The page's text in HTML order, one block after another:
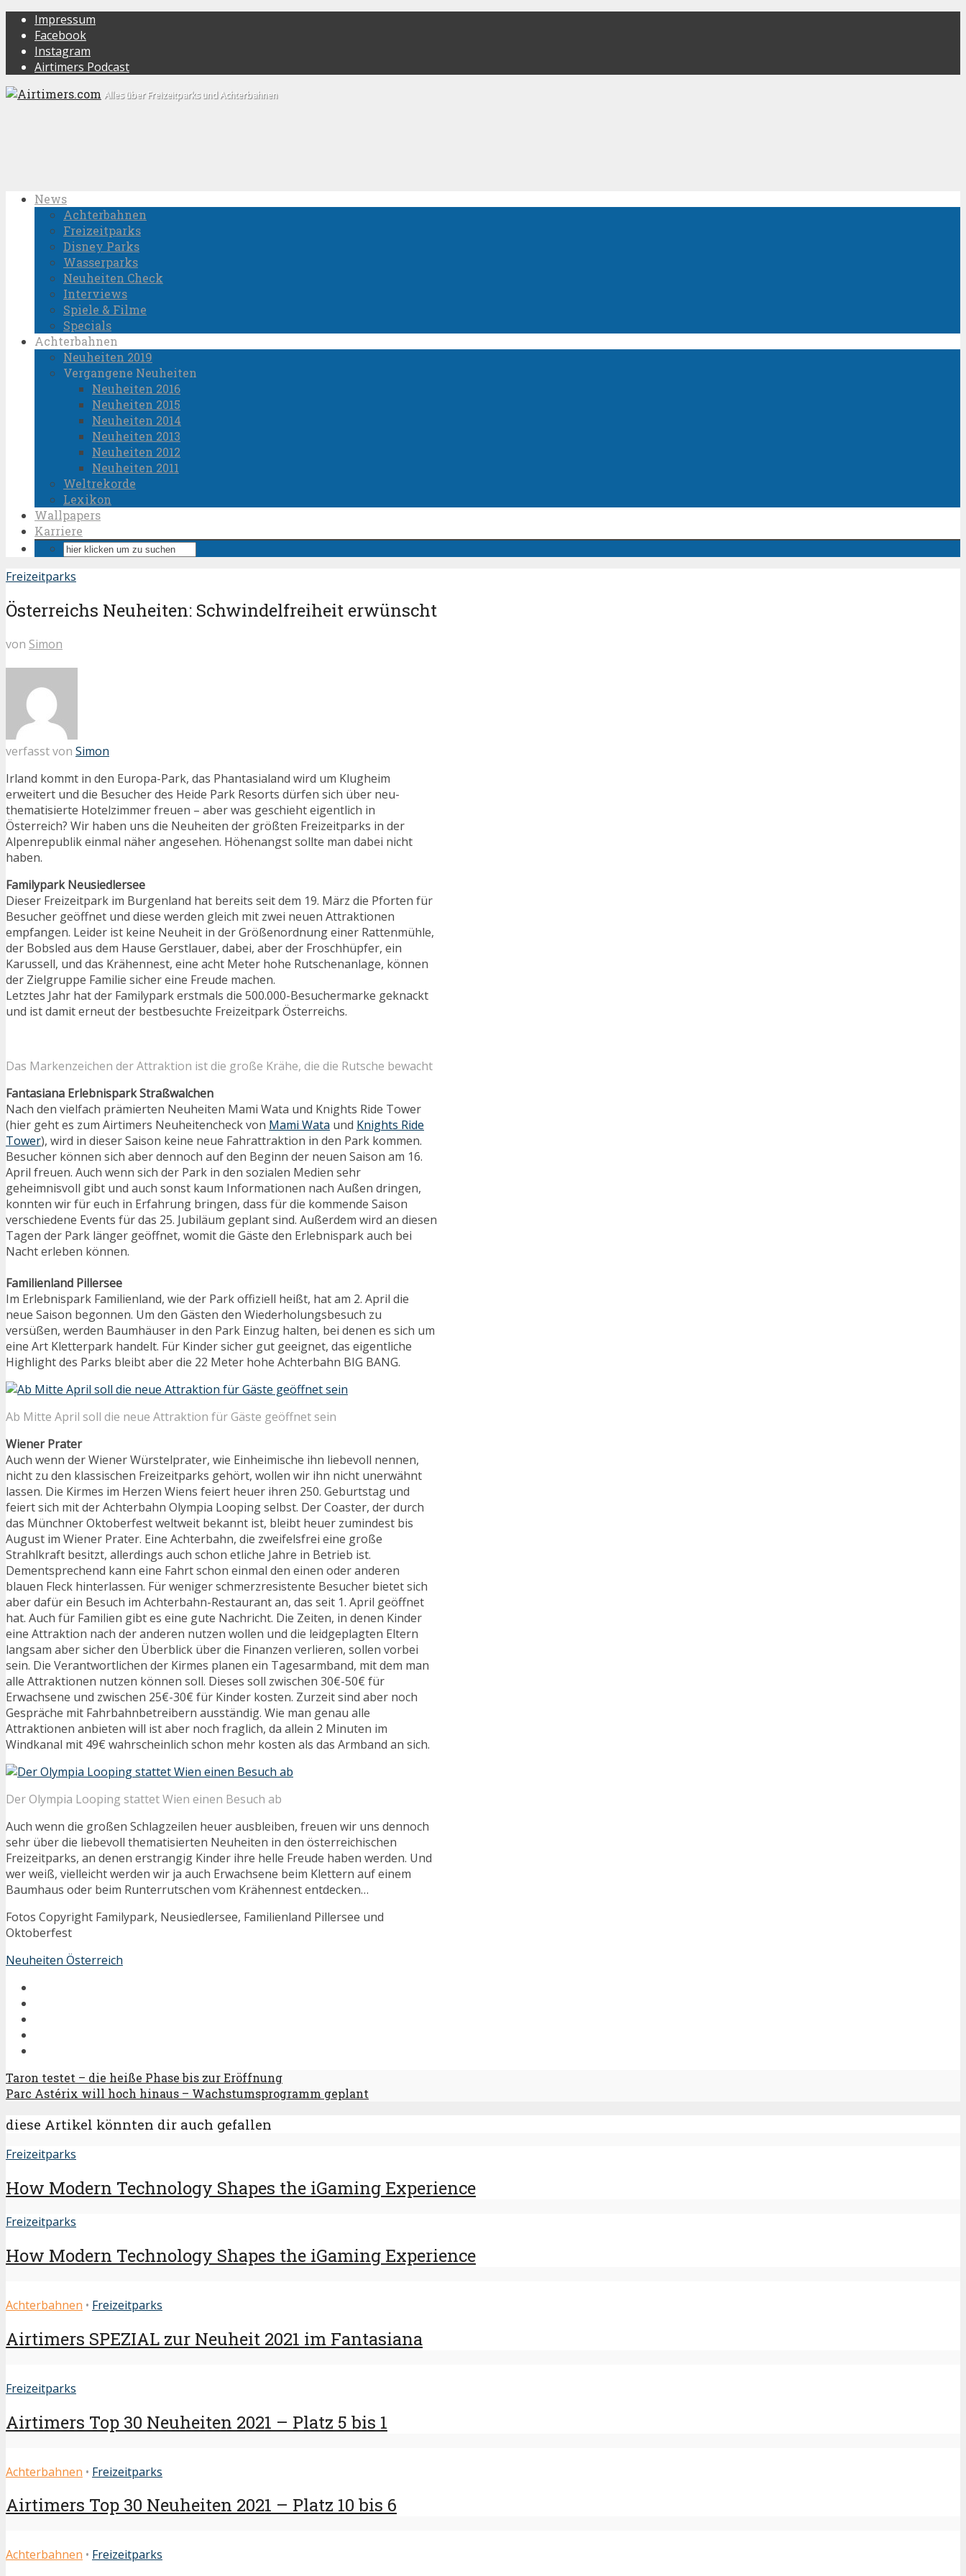
Impressum
Facebook
Instagram
Airtimers Podcast
Alles über Freizeitparks und Achterbahnen
News
Achterbahnen
Freizeitparks
Disney Parks
Wasserparks
Neuheiten Check
Interviews
Spiele & Filme
Specials
Achterbahnen
Neuheiten 2019
Vergangene Neuheiten
Neuheiten 2016
Neuheiten 2015
Neuheiten 2014
Neuheiten 2013
Neuheiten 2012
Neuheiten 2011
Weltrekorde
Lexikon
Wallpapers
Karriere
Freizeitparks
Österreichs Neuheiten: Schwindelfreiheit erwünscht
von Simon
verfasst von Simon
Irland kommt in den Europa-Park, das Phantasialand wird um Klugheim
erweitert und die Besucher des Heide Park Resorts dürfen sich über neu-
thematisierte Hotelzimmer freuen – aber was geschieht eigentlich in
Österreich? Wir haben uns die Neuheiten der größten Freizeitparks in der
Alpenrepublik einmal näher angesehen. Höhenangst sollte man dabei nicht
haben.
Familypark Neusiedlersee
Dieser Freizeitpark im Burgenland hat bereits seit dem 19. März die Pforten für
Besucher geöffnet und diese werden gleich mit zwei neuen Attraktionen
empfangen. Leider ist keine Neuheit in der Größenordnung einer Rattenmühle,
der Bobsled aus dem Hause Gerstlauer, dabei, aber der Froschhüpfer, ein
Karussell, und das Krähennest, eine acht Meter hohe Rutschenanlage, können
der Zielgruppe Familie sicher eine Freude machen.
Letztes Jahr hat der Familypark erstmals die 500.000-Besuchermarke geknackt
und ist damit erneut der bestbesuchte Freizeitpark Österreichs.
Das Markenzeichen der Attraktion ist die große Krähe, die die Rutsche bewacht
Fantasiana Erlebnispark Straßwalchen
Nach den vielfach prämierten Neuheiten Mami Wata und Knights Ride Tower
(hier geht es zum Airtimers Neuheitencheck von Mami Wata und Knights Ride
Tower), wird in dieser Saison keine neue Fahrattraktion in den Park kommen.
Besucher können sich aber dennoch auf den Beginn der neuen Saison am 16.
April freuen. Auch wenn sich der Park in den sozialen Medien sehr
geheimnisvoll gibt und auch sonst kaum Informationen nach Außen dringen,
konnten wir für euch in Erfahrung bringen, dass für die kommende Saison
verschiedene Events für das 25. Jubiläum geplant sind. Außerdem wird an diesen
Tagen der Park länger geöffnet, womit die Gäste den Erlebnispark auch bei
Nacht erleben können.
Familienland Pillersee
Im Erlebnispark Familienland, wie der Park offiziell heißt, hat am 2. April die
neue Saison begonnen. Um den Gästen den Wiederholungsbesuch zu
versüßen, werden Baumhäuser in den Park Einzug halten, bei denen es sich um
eine Art Kletterpark handelt. Für Kinder sicher gut geeignet, das eigentliche
Highlight des Parks bleibt aber die 22 Meter hohe Achterbahn BIG BANG.
Ab Mitte April soll die neue Attraktion für Gäste geöffnet sein
Wiener Prater
Auch wenn der Wiener Würstelprater, wie Einheimische ihn liebevoll nennen,
nicht zu den klassischen Freizeitparks gehört, wollen wir ihn nicht unerwähnt
lassen. Die Kirmes im Herzen Wiens feiert heuer ihren 250. Geburtstag und
feiert sich mit der Achterbahn Olympia Looping selbst. Der Coaster, der durch
das Münchner Oktoberfest weltweit bekannt ist, bleibt heuer zumindest bis
August im Wiener Prater. Eine Achterbahn, die zweifelsfrei eine große
Strahlkraft besitzt, allerdings auch schon etliche Jahre in Betrieb ist.
Dementsprechend kann eine Fahrt schon einmal den einen oder anderen
blauen Fleck hinterlassen. Für weniger schmerzresistente Besucher bietet sich
aber dafür ein Besuch im Achterbahn-Restaurant an, das seit 1. April geöffnet
hat. Auch für Familien gibt es eine gute Nachricht. Die Zeiten, in denen Kinder
eine Attraktion nach der anderen nutzen wollen und die leidgeplagten Eltern
langsam aber sicher den Überblick über die Finanzen verlieren, sollen vorbei
sein. Die Verantwortlichen der Kirmes planen ein Tagesarmband, mit dem man
alle Attraktionen nutzen können soll. Dieses soll zwischen 30€-50€ für
Erwachsene und zwischen 25€-30€ für Kinder kosten. Zurzeit sind aber noch
Gespräche mit Fahrbahnbetreibern ausständig. Wie man genau alle
Attraktionen anbieten will ist aber noch fraglich, da allein 2 Minuten im
Windkanal mit 49€ wahrscheinlich schon mehr kosten als das Armband an sich.
Der Olympia Looping stattet Wien einen Besuch ab
Auch wenn die großen Schlagzeilen heuer ausbleiben, freuen wir uns dennoch
sehr über die liebevoll thematisierten Neuheiten in den österreichischen
Freizeitparks, an denen erstrangig Kinder ihre helle Freude haben werden. Und
wer weiß, vielleicht werden wir ja auch Erwachsene beim Klettern auf einem
Baumhaus oder beim Runterrutschen vom Krähennest entdecken…
Fotos Copyright Familypark, Neusiedlersee, Familienland Pillersee und
Oktoberfest
Neuheiten Österreich
Taron testet – die heiße Phase bis zur Eröffnung
Parc Astérix will hoch hinaus – Wachstumsprogramm geplant
diese Artikel könnten dir auch gefallen
Freizeitparks
How Modern Technology Shapes the iGaming Experience
Freizeitparks
How Modern Technology Shapes the iGaming Experience
Achterbahnen • Freizeitparks
Airtimers SPEZIAL zur Neuheit 2021 im Fantasiana
Freizeitparks
Airtimers Top 30 Neuheiten 2021 – Platz 5 bis 1
Achterbahnen • Freizeitparks
Airtimers Top 30 Neuheiten 2021 – Platz 10 bis 6
Achterbahnen • Freizeitparks